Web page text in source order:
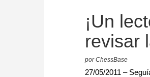
¡Un
revisar
por ChessBase
27/05/2011 –